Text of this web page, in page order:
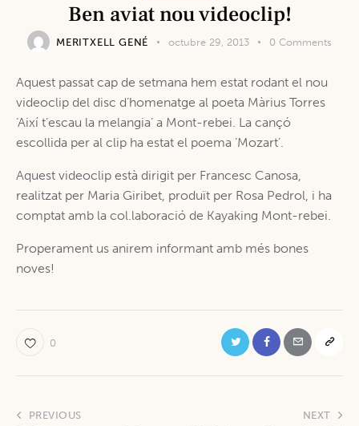
Ben aviat nou videoclip!
MERITXELL GENÉ octubre 29, 2013 0 Comments
Aquest passat cap de setmana hem estat rodant el nou
videoclip del disc d’homenatge al poeta Màrius Torres
‘Així t’escau la melangia’ a Mont-rebei. La cançó
escollida per al clip ha estat el poema ‘Mozart’.
Aquest videoclip està dirigit per Francesc Canosa,
realitzat per Maria Giribet, produït per Rosa Pedrol, i ha
comptat amb la col.laboració de Kayaking Mont-rebei.
Properament us anirem informant amb més bones
noves!
0
PREVIOUS NEXT